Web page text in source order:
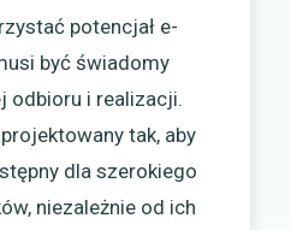
potencjał e-
być świadomy
odbioru i realizacji.
tak, aby
dla szerokiego
niezależnie od ich